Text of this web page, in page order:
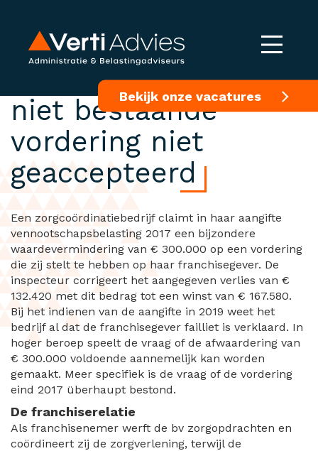
Bekijk onze vacatures
Afwaardering van
niet bestaande
vordering niet
geaccepteerd
Een zorgcoördinatiebedrijf claimt in haar aangifte
vennootschapsbelasting 2017 een bijzondere
waardevermindering van € 300.000 op een vordering
die zij stelt te hebben op haar franchisegever. De
inspecteur corrigeert het aangegeven verlies van €
132.420 met dit bedrag tot een winst van € 167.580.
Bij het indienen van de aangifte in 2019 weet het
bedrijf al dat de franchisegever failliet is verklaard. In
hoger beroep speelt de vraag of de afwaardering van
€ 300.000 voldoende aannemelijk kan worden
gemaakt. Meer specifiek is de vraag of de vordering
eind 2017 überhaupt bestond.
De franchiserelatie
Als franchisenemer werft de bv zorgopdrachten en
coördineert zij de zorgverlening, terwijl de